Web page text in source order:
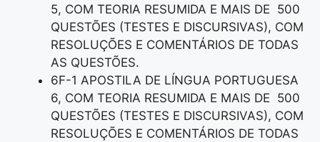
5, COM TEORIA RESUMIDA E MAIS DE 500
QUESTÕES (TESTES E DISCURSIVAS), COM
RESOLUÇÕES E COMENTÁRIOS DE TODAS
AS QUESTÕES.
6F-1 APOSTILA DE LÍNGUA PORTUGUESA
6, COM TEORIA RESUMIDA E MAIS DE 500
QUESTÕES (TESTES E DISCURSIVAS), COM
RESOLUÇÕES E COMENTÁRIOS DE TODAS